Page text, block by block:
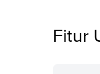
Fitur